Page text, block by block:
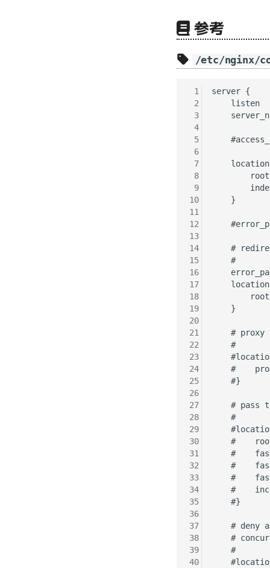
参考
/etc/nginx/
1
2
3
4
5
6
7
8
9
10
11
12
13
14
15
16
17
18
19
20
21
22
23
24
25
26
27
28
29
30
31
32
33
34
35
36
37
38
39
40
server {
listen
    }
#
    #
    }
# proxy
    #
#
    #}
# pass
    #
#
#
#
#
#
    #}
# deny
#
    #